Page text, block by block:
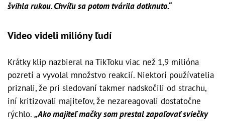
švihla rukou. Chvíľu sa potom tvárila dotknuto.“
Video videli milióny ľudí
Krátky klip nazbieral na TikToku viac než 1,9 milióna
pozretí a vyvolal množstvo reakcií. Niektorí používatelia
priznali, že pri sledovaní takmer nadskočili od strachu,
iní kritizovali majiteľov, že nezareagovali dostatočne
rýchlo. „Ako majiteľ mačky som prestal zapaľovať sviečky